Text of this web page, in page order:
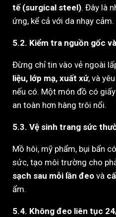
tế (surgical steel). Đây là
ứng, kể cả với da nhạy cảm.
5.2. Kiểm tra nguồn gốc
Đừng chỉ tin vào vẻ ngoài
liệu, lớp mạ, xuất xứ, và
nếu có. Một món đồ có
an toàn hơn hàng trôi nổi.
5.3. Vệ sinh trang sức
Mồ hôi, mỹ phẩm, bụi bẩn
sức, tạo môi trường cho
sạch sau mỗi lần đeo và
ẩm.
5.4. Không đeo liên tục